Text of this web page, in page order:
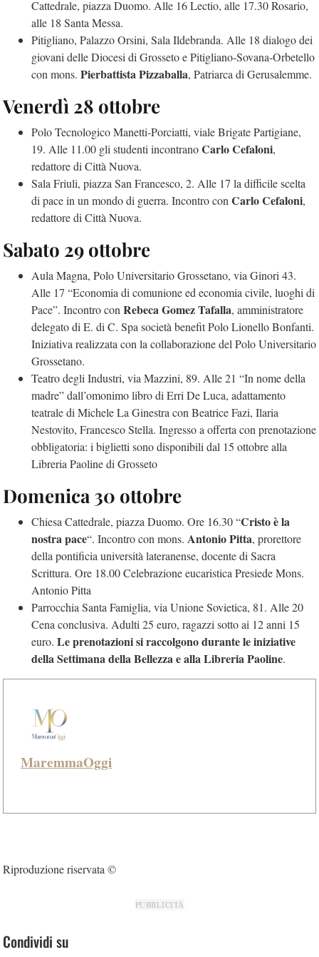
Cattedrale, piazza Duomo. Alle 16 Lectio, alle 17.30 Rosario,
alle 18 Santa Messa.
Pitigliano, Palazzo Orsini, Sala Ildebranda. Alle 18 dialogo dei
giovani delle Diocesi di Grosseto e Pitigliano-Sovana-Orbetello
con mons. Pierbattista Pizzaballa, Patriarca di Gerusalemme.
Venerdì 28 ottobre
Polo Tecnologico Manetti-Porciatti, viale Brigate Partigiane,
19. Alle 11.00 gli studenti incontranoCarlo Cefaloni,
redattore di Città Nuova.
Sala Friuli, piazza San Francesco, 2. Alle 17 la difficile scelta
di pace in un mondo di guerra. Incontro con Carlo Cefaloni,
redattore di Città Nuova.
Sabato 29 ottobre
Aula Magna, Polo Universitario Grossetano, via Ginori 43.
Alle 17 “Economia di comunione ed economia civile, luoghi di
Pace”. Incontro con Rebeca Gomez Tafalla, amministratore
delegato di E. di C. Spa società benefit Polo Lionello Bonfanti.
Iniziativa realizzata con la collaborazione del Polo Universitario
Grossetano.
Teatro degli Industri, via Mazzini, 89. Alle 21 “In nome della
madre” dall’omonimo libro di Erri De Luca, adattamento
teatrale di Michele La Ginestra con Beatrice Fazi, Ilaria
Nestovito, Francesco Stella. Ingresso a offerta con prenotazione
obbligatoria: i biglietti sono disponibili dal 15 ottobre alla
Libreria Paoline di Grosseto
Domenica 30 ottobre
Chiesa Cattedrale, piazza Duomo. Ore 16.30 “Cristo è la
nostra pace“. Incontro con mons. Antonio Pitta, prorettore
della pontificia università lateranense, docente di Sacra
Scrittura. Ore 18.00 Celebrazione eucaristica Presiede Mons.
Antonio Pitta
Parrocchia Santa Famiglia, via Unione Sovietica, 81. Alle 20
Cena conclusiva. Adulti 25 euro, ragazzi sotto ai 12 anni 15
euro. Le prenotazioni si raccolgono durante le iniziative
della Settimana della Bellezza e alla Libreria Paoline.
MaremmaOggi
Riproduzione riservata ©
PUBBLICITÀ
Condividi su